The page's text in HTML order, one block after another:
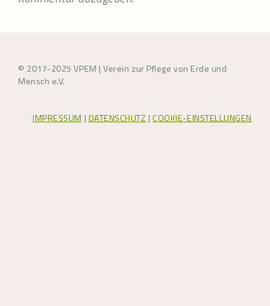
© 2017-2025 VPEM | Verein zur Pflege von Erde und
Mensch e.V.
IMPRESSUM | DATENSCHUTZ |COOKIE-EINSTELLUNGEN